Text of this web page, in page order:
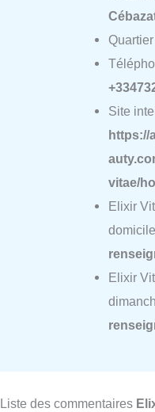
Quartier
Site
https://
vitae/
Elixir
Elixir
Liste des commentaires